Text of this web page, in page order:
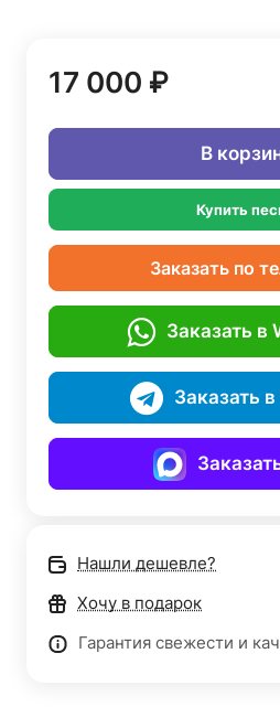
17 000 ₽
В
Купить
Заказать по
Заказать в
Заказать
Нашли дешевле?
Хочу в подарок
Гарантия свежести и